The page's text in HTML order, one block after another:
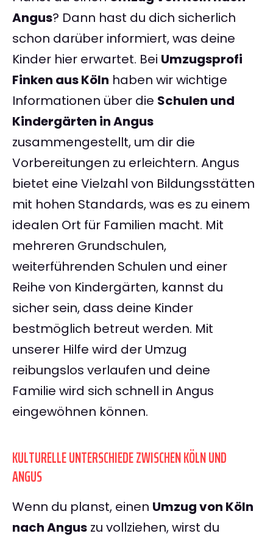
Angus? Dann hast du dich sicherlich
schon darüber informiert, was deine
Kinder hier erwartet. Bei Umzugsprofi
Finken aus Köln haben wir wichtige
Informationen über die Schulen und
Kindergärten in Angus
zusammengestellt, um dir die
Vorbereitungen zu erleichtern. Angus
bietet eine Vielzahl von Bildungsstätten
mit hohen Standards, was es zu einem
idealen Ort für Familien macht. Mit
mehreren Grundschulen,
weiterführenden Schulen und einer
Reihe von Kindergärten, kannst du
sicher sein, dass deine Kinder
bestmöglich betreut werden. Mit
unserer Hilfe wird der Umzug
reibungslos verlaufen und deine
Familie wird sich schnell in Angus
eingewöhnen können.
KULTURELLE UNTERSCHIEDE ZWISCHEN KÖLN UND
ANGUS
Wenn du planst, einen Umzug von Köln
nach Angus zu vollziehen, wirst du